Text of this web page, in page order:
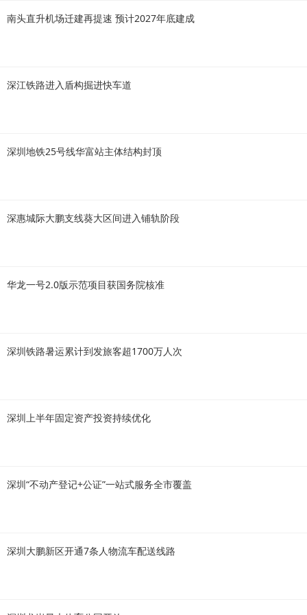
南头直升机场迁建再提速 预计2027年底建成
深江铁路进入盾构掘进快车道
深圳地铁25号线华富站主体结构封顶
深惠城际大鹏支线葵大区间进入铺轨阶段
华龙一号2.0版示范项目获国务院核准
深圳铁路暑运累计到发旅客超1700万人次
深圳上半年固定资产投资持续优化
深圳“不动产登记+公证”一站式服务全市覆盖
深圳大鹏新区开通7条人物流车配送线路